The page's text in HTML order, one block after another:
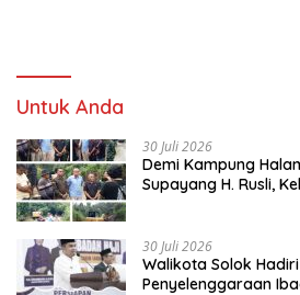
Untuk Anda
30 Juli 2026
Demi Kampung
Supayang H. Rusli,
30 Juli 2026
Walikota Solok
Penyelenggaraan